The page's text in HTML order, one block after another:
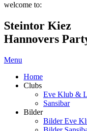
welcome to:
Steintor Kiez
Hannovers
Menu
Home
Clubs
Eve Klub &
Sansibar
Bilder
Bilder Eve